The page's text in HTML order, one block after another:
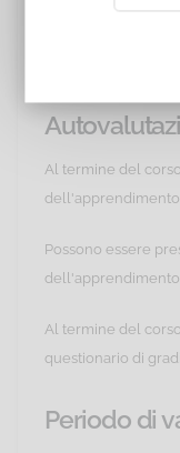
Al termine del
dell'apprendimento.
Possono essere
dell'apprendimento.
Al termine del
questionario di
Periodo di